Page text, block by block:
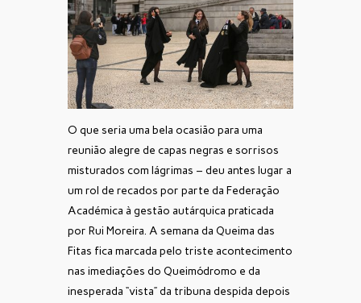
O que seria uma bela ocasião para uma
reunião alegre de capas negras e sorrisos
misturados com lágrimas – deu antes lugar a
um rol de recados por parte da Federação
Académica à gestão autárquica praticada
por Rui Moreira. A semana da Queima das
Fitas fica marcada pelo triste acontecimento
nas imediações do Queimódromo e da
inesperada “vista” da tribuna despida depois